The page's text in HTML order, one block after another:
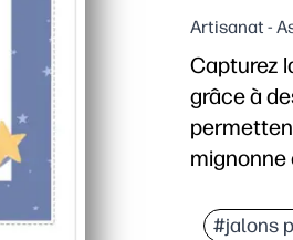
Artisanat -
Capturez
grâce à
mignonne
Aucune
#jalons